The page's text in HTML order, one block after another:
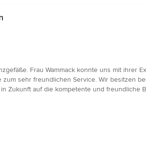
Frau Wammack konnte uns mit ihrer
sehr freundlichen Service. Wir besitzen
Zukunft auf die kompetente und freundliche